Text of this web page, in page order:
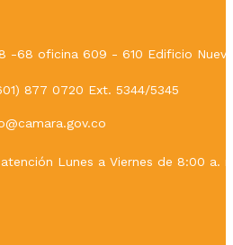
-68 oficina 609 - 610 Edificio
877 0720 Ext. 5344/5345
Lunes a Viernes de 8:00 a.